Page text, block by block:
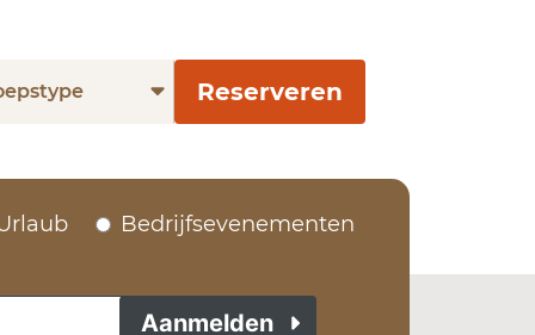
Reserveren
Bedrijfsevenementen
Aanmelden